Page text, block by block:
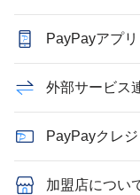
PayPayアプ
外部サービス
PayPayクレ
加盟店につい